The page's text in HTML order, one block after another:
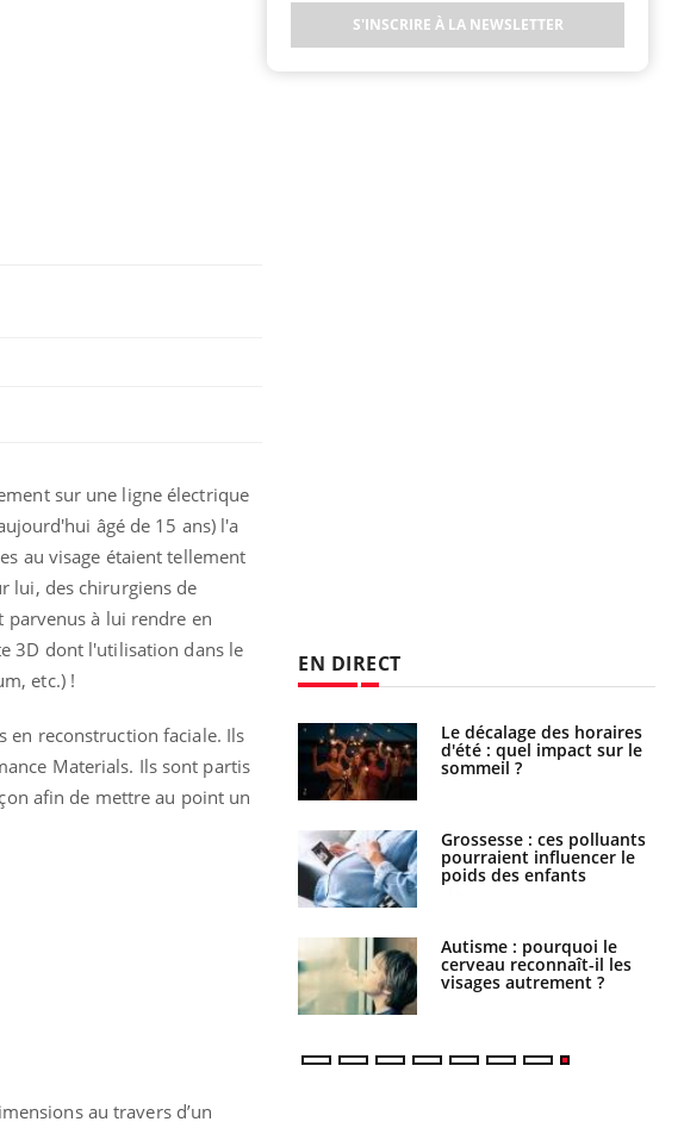
sur une ligne électrique
âgé de 15 ans) l'a
au visage étaient tellement
lui, des chirurgiens de
parvenus à lui rendre en
3D dont l'utilisation dans le
etc.) !
en reconstruction faciale. Ils
Materials. Ils sont partis
afin de mettre au point un
au travers d’un
EN DIRECT
Cerveau : le mystère de la
"madeleine de Proust"
enfin expliqué
Le décalage des horaires
d'été : quel impact sur le
sommeil ?
Grossesse : ces polluants
pourraient influencer le
poids des enfants
Autisme : pourquoi le
cerveau reconnaît-il les
visages autrement ?
S'INSCRIRE À LA NEWSLETTER